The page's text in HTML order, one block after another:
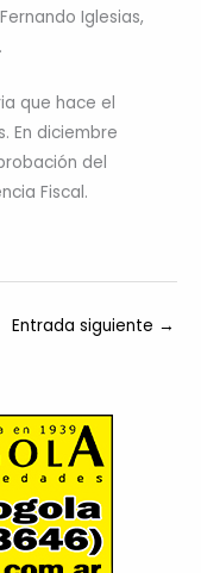
Iglesias,
que hace el
En diciembre
del
Fiscal.
Entrada siguiente →